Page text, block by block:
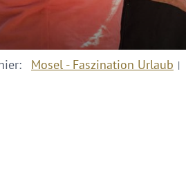
Mosel - Faszination Urlaub